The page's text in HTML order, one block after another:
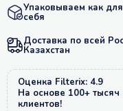
Упаковываем как для
себя
Доставка по всей
Казахстан
Оценка Filterix: 4.9
На основе 100+
клиентов!